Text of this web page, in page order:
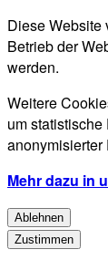
Diese Website
Betrieb der
werden.
Weitere
um
anonymisierter
Mehr dazu in
Ablehnen
Zustimmen